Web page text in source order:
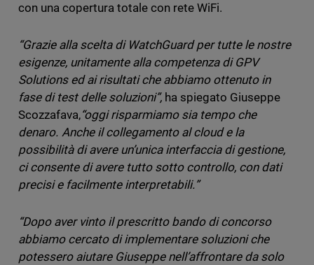
con una copertura totale con rete WiFi.
“Grazie alla scelta di WatchGuard per tutte le nostre
esigenze, unitamente alla competenza di GPV
Solutions ed ai risultati che abbiamo ottenuto in
fase di test delle soluzioni”,ha spiegato Giuseppe
Scozzafava,“oggi risparmiamo sia tempo che
denaro. Anche il collegamento al cloud e la
possibilità di avere un’unica interfaccia di gestione,
ci consente di avere tutto sotto controllo, con dati
precisi e facilmente interpretabili.”
“Dopo aver vinto il prescritto bando di concorso
abbiamo cercato di implementare soluzioni che
potessero aiutare Giuseppe nell’affrontare da solo